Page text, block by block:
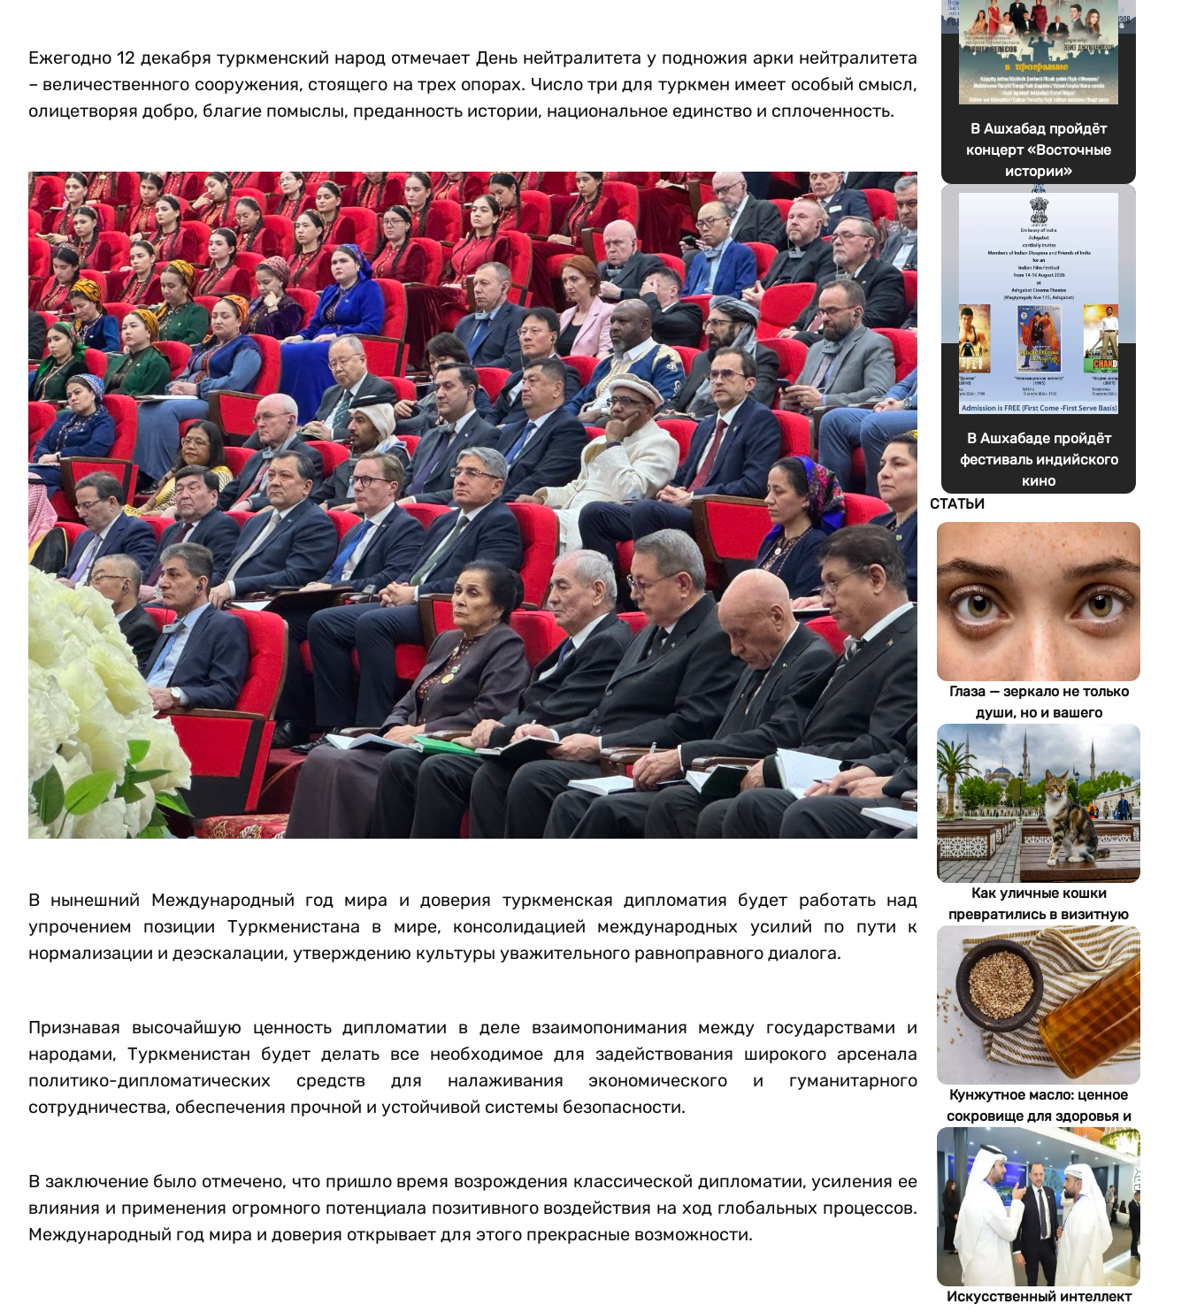
Ежегодно 12 декабря туркменский народ отмечает День нейтралитета у подножия арки нейтралитета
– величественного сооружения, стоящего на трех опорах. Число три для туркмен имеет особый смысл,
олицетворяя добро, благие помыслы, преданность истории, национальное единство и сплоченность.
В нынешний Международный год мира и доверия туркменская дипломатия будет работать над
упрочением позиции Туркменистана в мире, консолидацией международных усилий по пути к
нормализации и деэскалации, утверждению культуры уважительного равноправного диалога.
Признавая высочайшую ценность дипломатии в деле взаимопонимания между государствами и
народами, Туркменистан будет делать все необходимое для задействования широкого арсенала
политико-дипломатических средств для налаживания экономического и гуманитарного
сотрудничества, обеспечения прочной и устойчивой системы безопасности.
В заключение было отмечено, что пришло время возрождения классической дипломатии, усиления ее
влияния и применения огромного потенциала позитивного воздействия на ход глобальных процессов.
Международный год мира и доверия открывает для этого прекрасные возможности.
В Ашхабад пройдёт
концерт «Восточные
истории»
В Ашхабаде пройдёт
фестиваль индийского
кино
СТАТЬИ
Глаза — зеркало не только
души, но и вашего
здоровья: как ИИ находит
болезни по фотографии
Как уличные кошки
превратились в визитную
карточку Стамбула
Кунжутное масло: ценное
сокровище для здоровья и
экономики Туркменистана
Искусственный интеллект